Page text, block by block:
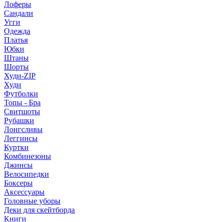
Лоферы
Сандали
Угги
Одежда
Платья
Юбки
Штаны
Шорты
Худи-ZIP
Худи
Футболки
Топы - Бра
Свитшоты
Рубашки
Лонгсливы
Леггинсы
Куртки
Комбинезоны
Джинсы
Велосипедки
Боксеры
Аксессуары
Головные уборы
Деки для скейтборда
Книги